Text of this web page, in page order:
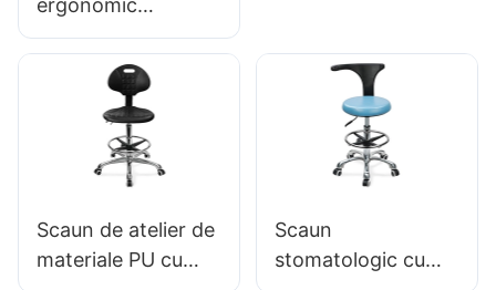
ergonomic
profesional IC142
cu spătar PU &
cotiere inel de
picior reglabil &
Baza de 5 stele
pentru laboratoare
înălțime de 5 stele
Baza de aluminiu
birou/laborator
Scaun de atelier de
materiale PU cu
Scaun
stomatologic cu